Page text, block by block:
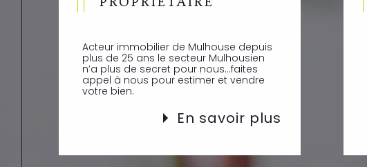
PROPRIÉTAIRE
Acteur immobilier de Mulhouse depuis
plus de 25 ans le secteur Mulhousien
n’a plus de secret pour nous…faites
appel à nous pour estimer et vendre
votre bien.
En savoir plus